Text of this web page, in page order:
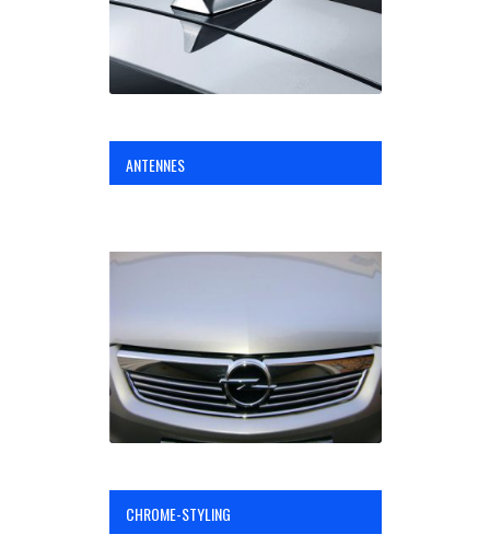
ANTENNES
CHROME-STYLING